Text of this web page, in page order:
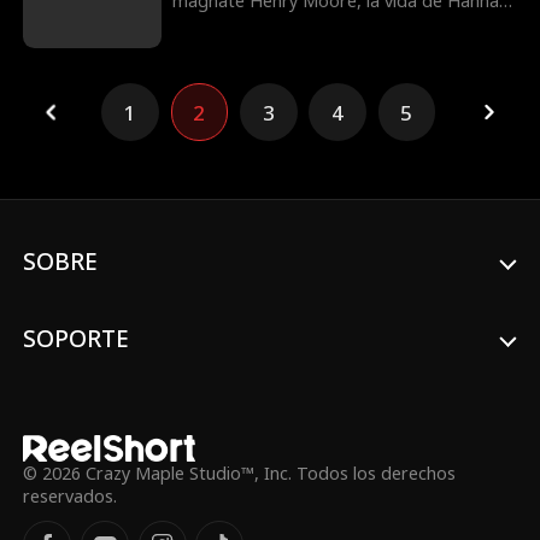
a Henry. Al descubrir la cruel verdad, él
juró compensarla cuando saliera libre.
Juntos, enfrentaron a sus enemigos y
1 2 3 4 5
SOBRE
SOPORTE
© 2026 Crazy Maple Studio™, Inc. Todos los derechos
reservados.